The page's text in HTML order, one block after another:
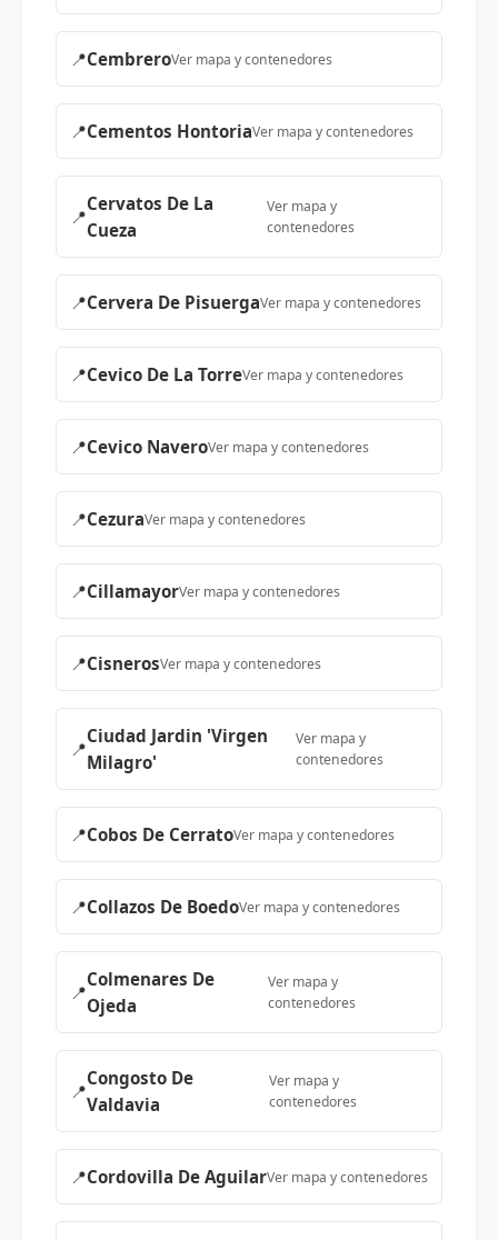
📍CembreroVer mapa y contenedores
📍Cementos HontoriaVer mapa y contenedores
📍
Cervatos De La
Cueza
Ver mapa y
contenedores
📍Cervera De PisuergaVer mapa y contenedores
📍Cevico De La TorreVer mapa y contenedores
📍Cevico NaveroVer mapa y contenedores
📍CezuraVer mapa y contenedores
📍CillamayorVer mapa y contenedores
📍CisnerosVer mapa y contenedores
📍
Ciudad Jardin 'Virgen
Milagro'
Ver mapa y
contenedores
📍Cobos De CerratoVer mapa y contenedores
📍Collazos De BoedoVer mapa y contenedores
📍
Colmenares De
Ojeda
Ver mapa y
contenedores
📍
Congosto De
Valdavia
Ver mapa y
contenedores
📍Cordovilla De AguilarVer mapa y contenedores